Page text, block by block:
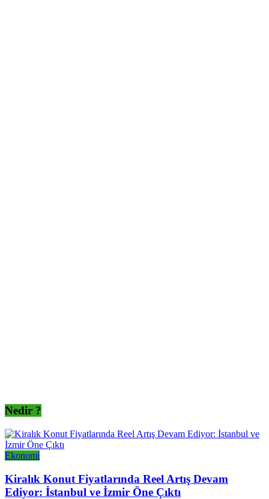
Nedir ?
Ekonomi
Kiralık Konut Fiyatlarında Reel Artış Devam
Ediyor: İstanbul ve İzmir Öne Çıktı